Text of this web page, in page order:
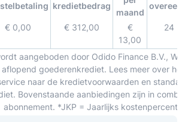
kredietbedrag
maand
€ 0,00 € 312,00
€
13,00
24
aangeboden door Odido Finance B.V.,
aflopend goederenkrediet. Lees meer over
naar de kredietvoorwaarden en
Bovenstaande aanbiedingen zijn in
abonnement. *JKP = Jaarlijks